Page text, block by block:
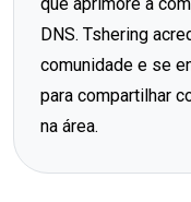
DNS. Tshering
comunidade e se
para compartilhar
na área.